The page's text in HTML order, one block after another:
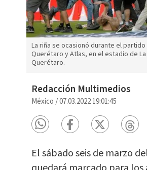
La riña se ocasionó durante el
Querétaro y Atlas, en el estadio de
Querétaro.
Redacción Multimedios
México /07.03.2022 19:01:45
El sábado seis de marzo